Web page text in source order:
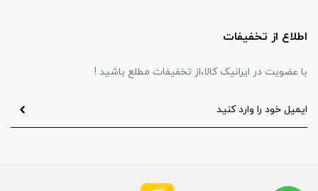
اطلاع از تخفیفات
با عضویت در ایرانیک کالا،از تخفیفات مطلع باشید !